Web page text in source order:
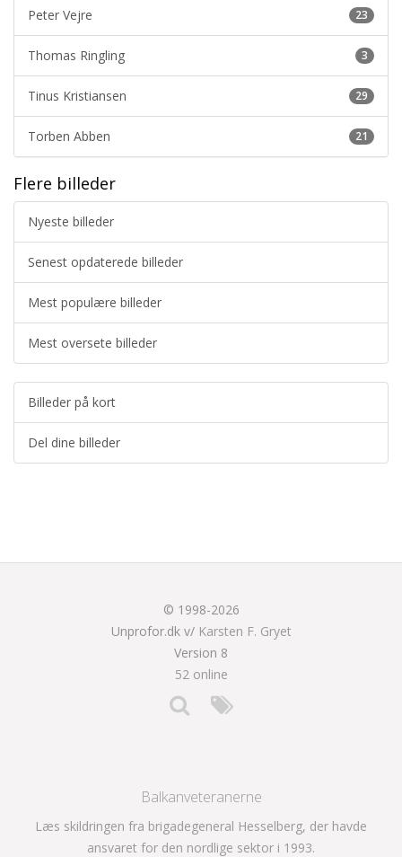
23
Peter Vejre
3
Thomas Ringling
29
Tinus Kristiansen
21
Torben Abben
Flere billeder
Nyeste billeder
Senest opdaterede billeder
Mest populære billeder
Mest oversete billeder
Billeder på kort
Del dine billeder
© 1998-2026
Unprofor.dk v/ Karsten F. Gryet
Version 8
52 online
Balkanveteranerne
Læs skildringen fra brigadegeneral Hesselberg, der havde
ansvaret for den nordlige sektor i 1993.